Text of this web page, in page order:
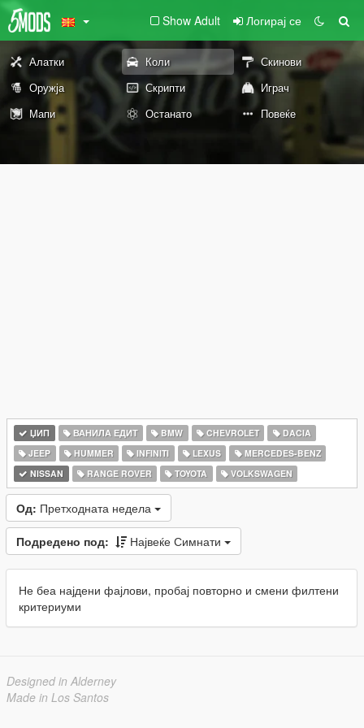
Show Adult Логирај се
Алатки Коли
Скинови
Оружја
Скрипти
Играч
Мапи
Останато Повеќе
ЏИП ВАНИЛА ЕДИТ BMW CHEVROLET
DACIA
JEEP
HUMMER INFINITI LEXUS
MERCEDES-BENZ
NISSAN
RANGE ROVER TOYOTA VOLKSWAGEN
Од: Претходната недела
Подредено под: Највеќе Симнати
Не беа најдени фајлови, пробај повторно и смени филтени
критериуми
Designed in Alderney
Made in Los Santos